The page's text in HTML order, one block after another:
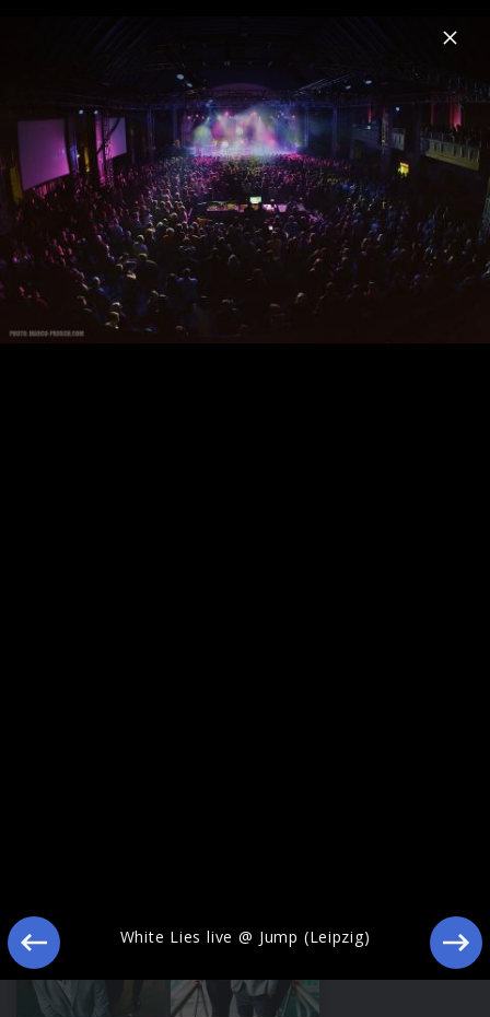
Menu
White Lies
Home News Musik Videos Fotos Biografie
Pressebilder 2013
White Lies live @ Jump (Leipzig)